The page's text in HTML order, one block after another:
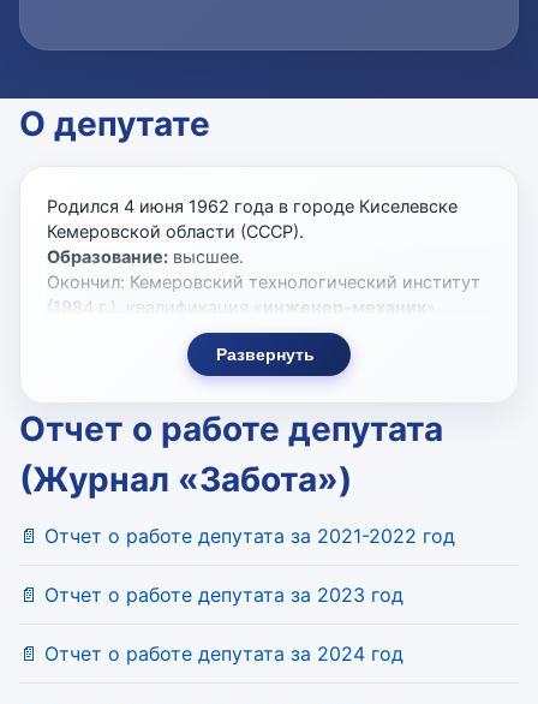
О депутате
Родился 4 июня 1962 года в городе Киселевске
Кемеровской области (СССР).
Образование: высшее.
Окончил: Кемеровский технологический институт
(1984 г.), квалификация « инженер-механик
специальность «машины и аппараты пищевых
производств», Всесоюзный ордена «Знак Почета»
финансово-экономический институт, г. Омск (1992
г.), квалификация «экономист
«планирование промышленности».
Кандидатская диссертация по специальности
проектирования схем расположения объектов
Трудовая деятельность
1984 - 1991 г.г. - главный механик Омского
1985 - 1986 г.г. служба в Вооруженных силах СССР
Развернуть
Отчет о работе депутата
(Журнал «Забота»)
📄 Отчет о работе депутата за 2021-2022 год
📄 Отчет о работе депутата за 2023 год
📄 Отчет о работе депутата за 2024 год